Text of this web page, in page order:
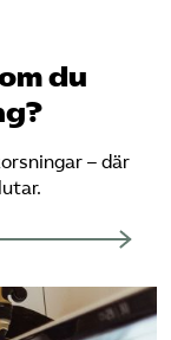
du
– där